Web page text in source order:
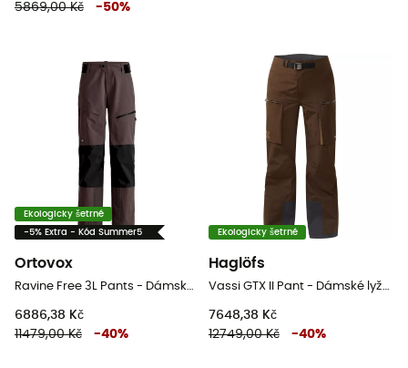
5869,00 Kč
-50%
Ekologicky šetrné
-5% Extra - Kód Summer5
Ortovox
Ravine Free 3L Pants - Dámské nepromokavé kalhoty
6886,38 Kč
11479,00 Kč
-40%
Ekologicky šetrné
Haglöfs
Vassi GTX II Pant - Dámské lyžařské kalhoty
7648,38 Kč
12749,00 Kč
-40%